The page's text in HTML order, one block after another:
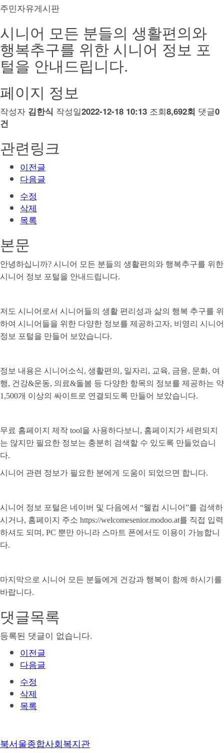
주민자유게시판
시니어 모든 분들의 생활편의와
행복추구를 위한 시니어 정보 포
털을 안내드립니다.
페이지 정보
작성자 김한식 작성일2022-12-18 10:13 조회8,692회 댓글0
건
관련링크
이전글
다음글
수정
삭제
목록
본문
안녕하십니까? 시니어 모든 분들의 생활편의와 행복추구를 위한
시니어 정보 포털을 안내드립니다.
저도 시니어로서 시니어들의 생활 편리성과 삶의 행복 추구를 위
하여 시니어들을 위한 다양한 정보를 제공하고자, 비영리 시니어
정보 포털을 만들어 보았습니다.
정보 내용은 시니어소식, 생활편의 , 일자리 , 교육, 금융, 문화, 여
행, 건강&운동, 의료&돌봄 등 다양한 항목의 정보를 제공하는 약
1,500개 이상의 싸이트로 연결되도록 만들어 보았습니다.
무료 홈페이지 제작 tool을 사용하다보니 , 홈페이지가 세련되지
는 않지만 필요한 정보는 충분히 검색할 수 있도록 만들었습니
다.
시니어 관련 정보가 필요한 분에게 도움이 되었으면 합니다.
시니어 정보 포털은 네이버 및 다음에서 “웰컴 시니어”를 검색하
시거나, 홈페이지 주소 https://welcomesenior.modoo.at를 직접 입력
하셔도 되며 , PC 뿐만 아니라 스마트 폰에서도 이용이 가능합니
다.
마지막으로 시니어 모든 분들에게 건강과 행복이 함께 하시기를
바랍니다.
댓글목록
등록된 댓글이 없습니다.
이전글
다음글
수정
삭제
목록
북서울종합사회복지관